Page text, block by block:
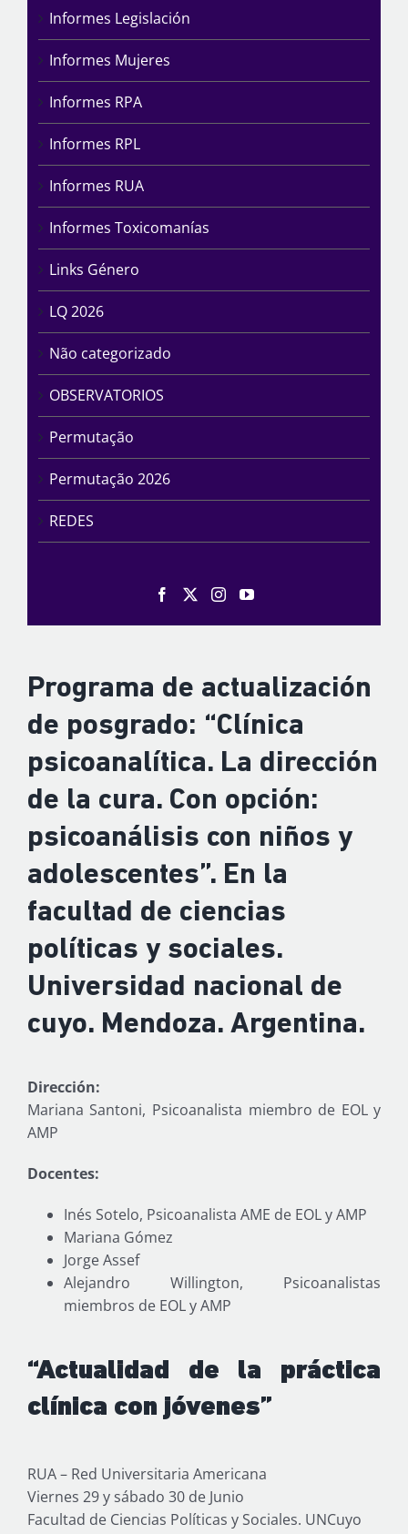
Programa de actualización
de posgrado: “Clínica
psicoanalítica. La dirección
de la cura. Con opción:
psicoanálisis con niños y
adolescentes”. En la
facultad de ciencias
políticas y sociales.
Universidad nacional de
cuyo. Mendoza. Argentina.
Dirección:
Mariana Santoni, Psicoanalista miembro de EOL y
AMP
Docentes:
Inés Sotelo, Psicoanalista AME de EOL y AMP
Mariana Gómez
Jorge Assef
Alejandro Willington, Psicoanalistas
miembros de EOL y AMP
“Actualidad de la práctica
clínica con jóvenes”
RUA – Red Universitaria Americana
Viernes 29 y sábado 30 de Junio
Facultad de Ciencias Políticas y Sociales. UNCuyo
Informes Legislación
Informes Mujeres
Informes RPA
Informes RPL
Informes RUA
Informes Toxicomanías
Links Género
LQ 2026
Não categorizado
OBSERVATORIOS
Permutação
Permutação 2026
REDES